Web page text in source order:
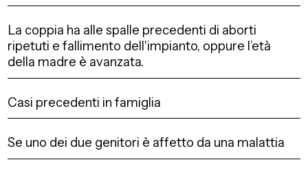
La coppia ha alle spalle precedenti di aborti
ripetuti e fallimento dell'impianto, oppure l’età
della madre è avanzata.
Casi precedenti in famiglia
Se uno dei due genitori è affetto da una malattia